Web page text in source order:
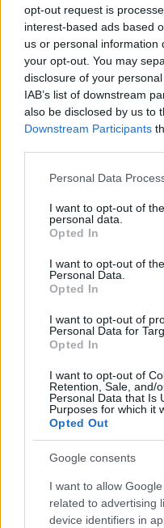
opt-out request is
interest-based ads based
us or personal information
your opt-out. You may
disclosure of your
IAB’s list of downstream
also be disclosed by us to
Downstream Participants
Please note that this
not limited to your visit or
grant or deny consent to
use your data for below
consent section.
Personal Data
I want to opt-out of
personal data.
Opted In
I want to opt-out of
Personal Data.
Opted In
I want to opt-out of
Personal Data for
Opted In
I want to opt-out of
Retention, Sale, and/
Personal Data that Is
Purposes for which it
Opted Out
Google consents
I want to allow
related to advertising
device identifiers in
TEMI: Notizie La
Pierluigi Onorato
Inviaci
i tuoi
Entra
Ricevi
da
Condividi l'articolo